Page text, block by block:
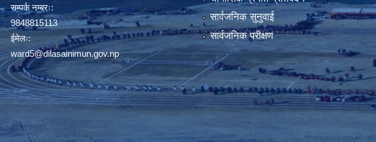
सम्पर्क नम्बरः:
9848815113
ईमेलः:
ward5@dilasainimun.gov.np
सार्वजनिक सुनुवाई
सार्वजनिक परीक्षण